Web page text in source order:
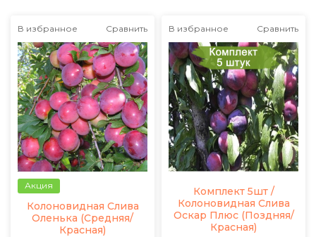
В избранное Сравнить
Акция
Колоновидная Слива
Оленька (Средняя/
Красная)
В избранное Сравнить
Комплект 5шт /
Колоновидная Слива
Оскар Плюс (Поздняя/
Красная)